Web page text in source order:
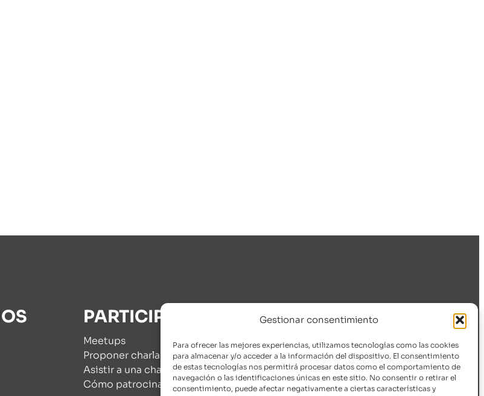
Gestionar consentimiento
Para ofrecer las mejores experiencias, utilizamos tecnologías como las cookies
para almacenar y/o acceder a la información del dispositivo. El consentimiento
de estas tecnologías nos permitirá procesar datos como el comportamiento de
navegación o las identificaciones únicas en este sitio. No consentir o retirar el
consentimiento, puede afectar negativamente a ciertas características y
PARTICIPA
Meetups
Proponer charlas y actividades
Asistir a una charla
Cómo patrocinarnos
SÍGUENOS
Telegram
Discord
Meetup
Youtube